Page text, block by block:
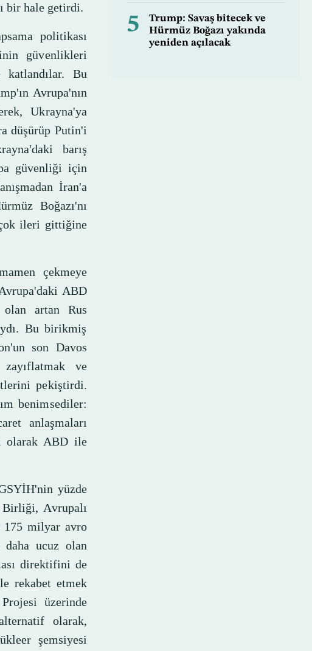
bir hale getirdi.
politikası
güvenlikleri
katlandılar. Bu
Avrupa'nın
Ukrayna'ya
düşürüp Putin'i
barış
güvenliği için
İran'a
Boğazı'nı
ileri gittiğine
çekmeye
ABD
olan artan Rus
Bu birikmiş
son Davos
ve
pekiştirdi.
benimsediler:
anlaşmaları
olarak ABD ile
yüzde
Avrupalı
milyar avro
ucuz olan
direktifini de
rekabet etmek
üzerinde
olarak,
şemsiyesi
5
Trump: Savaş bitecek ve
Hürmüz Boğazı yakında
yeniden açılacak